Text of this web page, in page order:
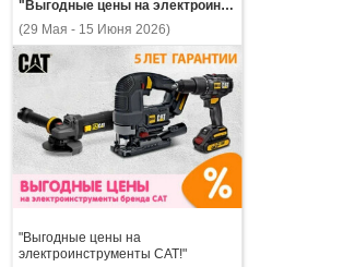
"Выгодные цены на электроинструменты CAT!"
(29 Мая - 15 Июня 2026)
"Выгодные цены на
электроинструменты CAT!"